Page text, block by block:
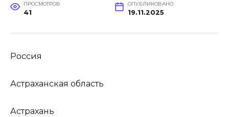
ПРОСМОТРОВ
41
ОПУБЛИКОВАНО
19.11.2025
Россия
Астраханская область
Астрахань